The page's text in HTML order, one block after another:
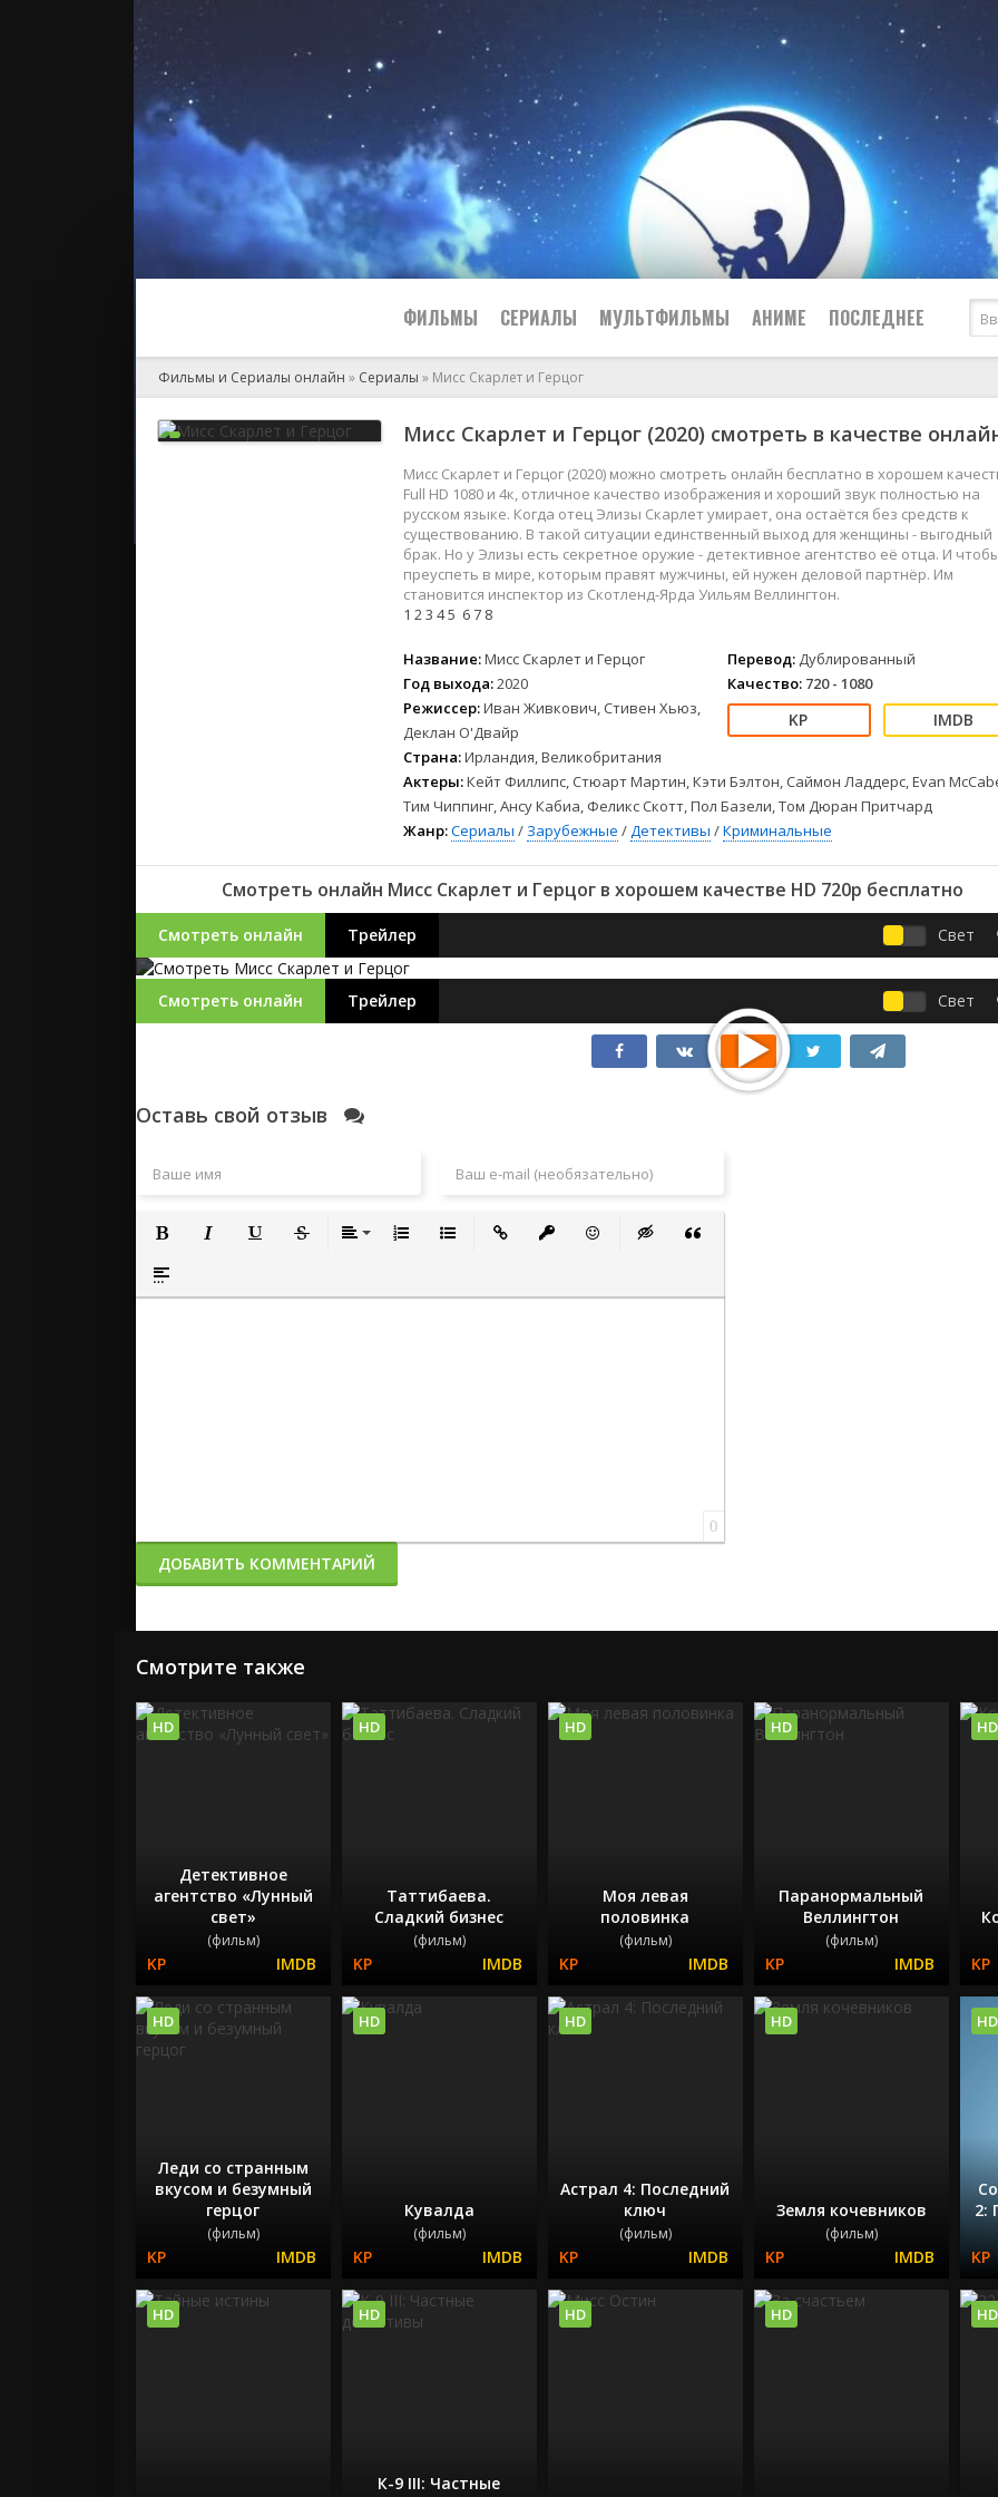
ФИЛЬМЫ
2024
2023
2022
2021
Русские
Зарубежные
Боевики
Военные
Детективы
Детские
Драмы
Комедии
Мелодрамы
Приключения
Семейные
Спорт
Триллеры
Ужасы
СЕРИАЛЫ МУЛЬТФИЛЬМЫ АНИМЕ ПОСЛЕДНЕЕ
2024
2023
2022
2021
Зарубежные
Фильмы из соцетей
Фильмы и Сериалы онлайн » Сериалы » Мисс Скарлет и Герцог
Мисс Скарлет и Герцог (2020) смотреть в качестве
Мисс Скарлет и Герцог (2020) можно смотреть онлайн бесплатно в хорошем
Full HD 1080 и 4к, отличное качество изображения и хороший звук полностью на
русском языке. Когда отец Элизы Скарлет умирает, она остаётся без средств к
существованию. В такой ситуации единственный выход для женщины - выгодный
брак. Но у Элизы есть секретное оружие - детективное агентство её отца. И
преуспеть в мире, которым правят мужчины, ей нужен деловой партнёр. Им
становится инспектор из Скотленд-Ярда Уильям Веллингтон.
1 23 45 67 8
Название:Мисс Скарлет и Герцог
Год выхода:2020
Режиссер:Иван Живкович, Стивен Хьюз,
Деклан О'Двайр
Страна:Ирландия, Великобритания
Перевод: Дублированный
Качество: 720 - 1080
Актеры:Кейт Филлипс, Стюарт Мартин, Кэти Бэлтон, Саймон Ладдерс, Evan
Тим Чиппинг, Ансу Кабиа, Феликс Скотт, Пол Базели, Том Дюран Притчард
Жанр:Сериалы / Зарубежные /Детективы /Криминальные
Смотреть онлайн Мисс Скарлет и Герцог в хорошем качестве HD 720p бесплатно
Смотреть онлайн Трейлер Свет
Смотреть онлайн Трейлер Свет
Оставь свой отзыв
Полужирный
Вставка спойлера
0
ДОБАВИТЬ КОММЕНТАРИЙ
Смотрите также
Детективное
агентство «Лунный
свет»
(фильм)
HD
Таттибаева.
Сладкий бизнес
(фильм)
HD
Моя левая
половинка
(фильм)
HD
Паранормальный
Веллингтон
(фильм)
HD HD
Леди со странным
вкусом и безумный
герцог
(фильм)
HD
Кувалда
(фильм)
HD
Астрал 4: Последний
ключ
(фильм)
HD
Земля кочевников
(фильм)
HD
2:
HD
HD
К-9 III: Частные
HD HD HD HD